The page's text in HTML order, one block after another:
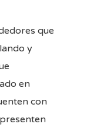
que
y
en
con